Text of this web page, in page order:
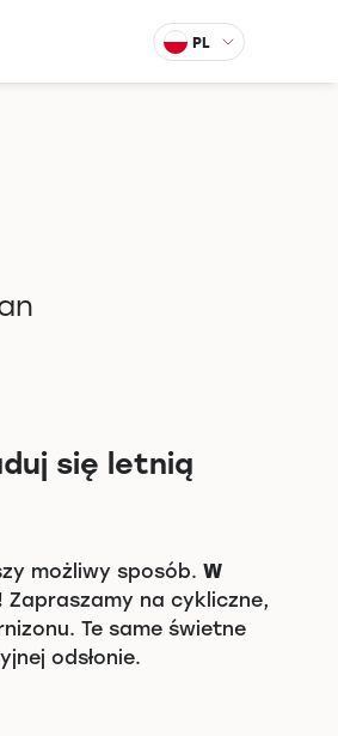
PL
się letnią
możliwy sposób. W
Zapraszamy na cykliczne,
Te same świetne
odsłonie.